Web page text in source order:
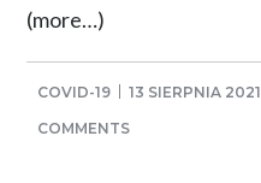
(more…)
COVID-19 13 SIERPNIA 2021
COMMENTS